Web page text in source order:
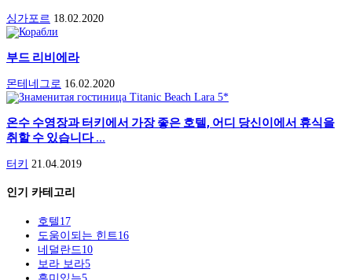
싱가포르 18.02.2020
부드 리비에라
몬테네그로 16.02.2020
온수 수영장과 터키에서 가장 좋은 호텔, 어디 당신이에서 휴식을
취할 수 있습니다 ...
터키 21.04.2019
인기 카테고리
호텔 17
도움이되는 힌트 16
네덜란드 10
보라 보라5